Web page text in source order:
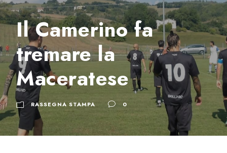
Il Camerino fa
tremare la
Maceratese
RASSEGNA STAMPA 0